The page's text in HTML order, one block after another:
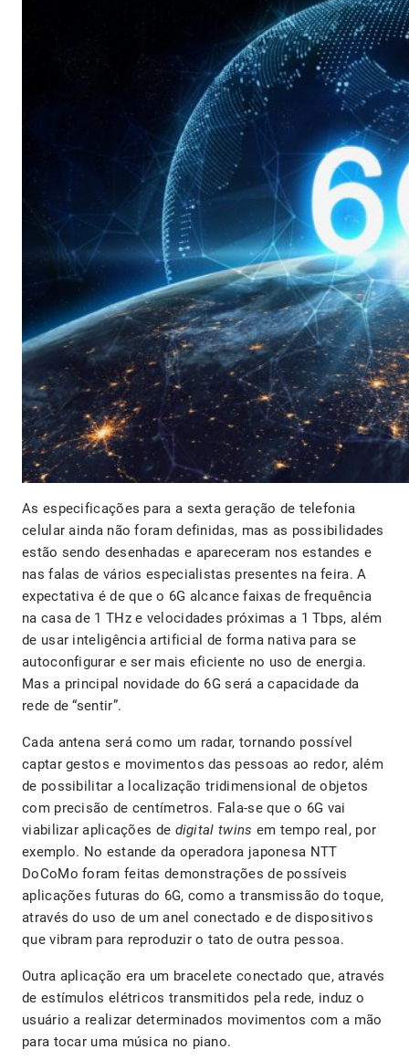
As especificações para a sexta geração de telefonia
celular ainda não foram definidas, mas as possibilidades
estão sendo desenhadas e apareceram nos estandes e
nas falas de vários especialistas presentes na feira. A
expectativa é de que o 6G alcance faixas de frequência
na casa de 1 THz e velocidades próximas a 1 Tbps, além
de usar inteligência artificial de forma nativa para se
autoconfigurar e ser mais eficiente no uso de energia.
Mas a principal novidade do 6G será a capacidade da
rede de “sentir”.
Cada antena será como um radar, tornando possível
captar gestos e movimentos das pessoas ao redor, além
de possibilitar a localização tridimensional de objetos
com precisão de centímetros. Fala-se que o 6G vai
viabilizar aplicações de digital twins em tempo real, por
exemplo. No estande da operadora japonesa NTT
DoCoMo foram feitas demonstrações de possíveis
aplicações futuras do 6G, como a transmissão do toque,
através do uso de um anel conectado e de dispositivos
que vibram para reproduzir o tato de outra pessoa.
Outra aplicação era um bracelete conectado que, através
de estímulos elétricos transmitidos pela rede, induz o
usuário a realizar determinados movimentos com a mão
para tocar uma música no piano.